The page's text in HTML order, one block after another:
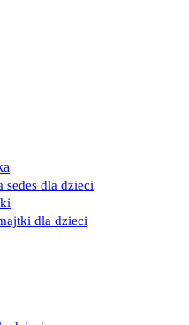
sedes dla dzieci
dla dzieci